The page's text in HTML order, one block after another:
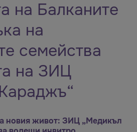
на Балканите
на
семейства
на ЗИЦ
новия живот: ЗИЦ „Медикъл